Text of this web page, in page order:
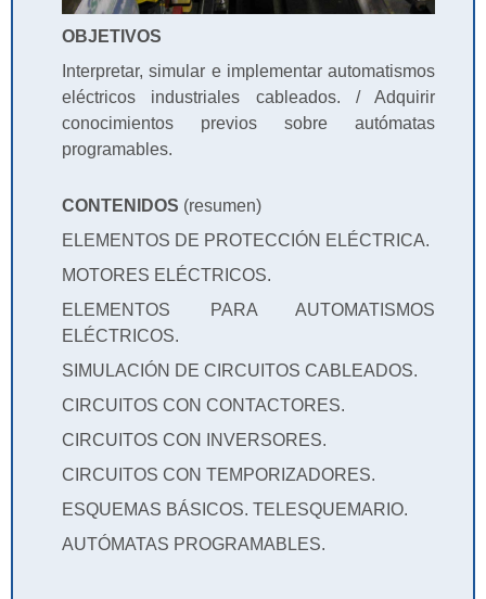
OBJETIVOS
Interpretar, simular e implementar automatismos
eléctricos industriales cableados. / Adquirir
conocimientos previos sobre autómatas
programables.
CONTENIDOS (resumen)
ELEMENTOS DE PROTECCIÓN ELÉCTRICA.
MOTORES ELÉCTRICOS.
ELEMENTOS PARA AUTOMATISMOS
ELÉCTRICOS.
SIMULACIÓN DE CIRCUITOS CABLEADOS.
CIRCUITOS CON CONTACTORES.
CIRCUITOS CON INVERSORES.
CIRCUITOS CON TEMPORIZADORES.
ESQUEMAS BÁSICOS. TELESQUEMARIO.
AUTÓMATAS PROGRAMABLES.